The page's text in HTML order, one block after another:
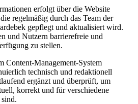
erfolgt über die Website
regelmäßig durch das Team der
gepflegt und aktualisiert wird.
und Nutzern barrierefreie und
zu stellen.
Content-Management-System
technisch und redaktionell
ergänzt und überprüft, um
korrekt und für verschiedene